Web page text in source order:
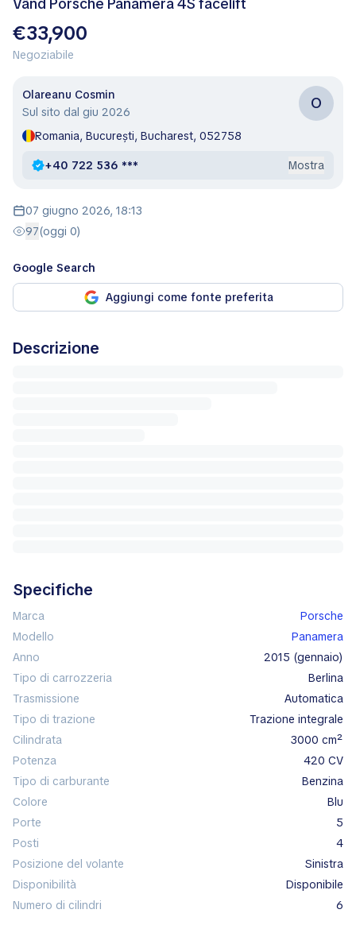
€33,900
Negoziabile
Olareanu Cosmin
Sul sito dal giu 2026
O
Romania, București, Bucharest, 052758
+40 722 536 *** Mostra
07 giugno 2026, 18:13
97(oggi 0)
Google Search
Aggiungi come fonte preferita
Descrizione
Specifiche
Marca
Porsche
Modello
Panamera
Anno
2015 (gennaio)
Tipo di carrozzeria
berlina
Trasmissione
automatica
Tipo di trazione
trazione integrale
Cilindrata
3000 cm²
Potenza
420 CV
Tipo di carburante
benzina
Colore
blu
Porte
5
Posti
4
Posizione del volante
sinistra
Disponibilità
disponibile
Numero di cilindri
6